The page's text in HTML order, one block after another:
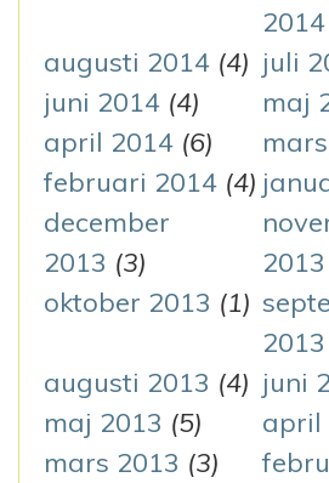
2014
augusti 2014 (4) juli
juni 2014 (4) maj
april 2014 (6)
februari 2014 (4)
december
2013 (3)
2013
oktober 2013 (1)
2013
augusti 2013 (4) juni
maj 2013 (5) april
mars 2013 (3)